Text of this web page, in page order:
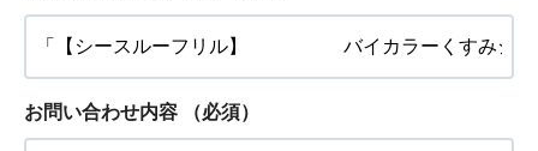
お問い合わせ内容 （必須）